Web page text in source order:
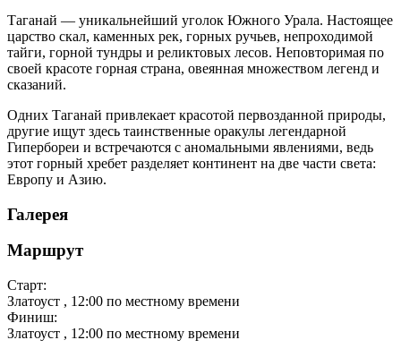
Таганай — уникальнейший уголок Южного Урала. Настоящее
царство скал, каменных рек, горных ручьев, непроходимой
тайги, горной тундры и реликтовых лесов. Неповторимая по
своей красоте горная страна, овеянная множеством легенд и
сказаний.
Одних Таганай привлекает красотой первозданной природы,
другие ищут здесь таинственные оракулы легендарной
Гипербореи и встречаются с аномальными явлениями, ведь
этот горный хребет разделяет континент на две части света:
Европу и Азию.
Галерея
Маршрут
Старт:
Златоуст , 12:00 по местному времени
Финиш:
Златоуст , 12:00 по местному времени